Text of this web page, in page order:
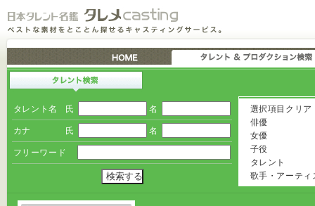
タレント名 氏 名
カナ 氏 名
フリーワード
選択項目クリア
俳優
女優
子役
タレント
歌手・アーティ